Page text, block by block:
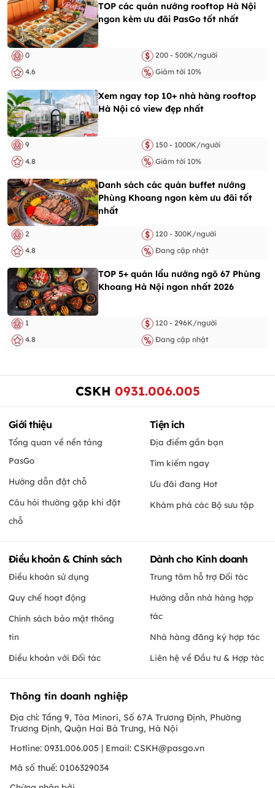
TOP các quán nướng rooftop Hà Nội
ngon kèm ưu đãi PasGo tốt nhất
0
200 - 500K/người
4.6
Giảm tới 10%
Xem ngay top 10+ nhà hàng rooftop
Hà Nội có view đẹp nhất
9
150 - 1000K/người
4.8
Giảm tới 10%
Danh sách các quán buffet nướng
Phùng Khoang ngon kèm ưu đãi tốt
nhất
2
120 - 300K/người
4.8
Đang cập nhật
TOP 5+ quán lẩu nướng ngõ 67 Phùng
Khoang Hà Nội ngon nhất 2026
1
120 - 296K/người
4.8
Đang cập nhật
CSKH 0931.006.005
Giới thiệu
Tổng quan về nền tảng
PasGo
Hướng dẫn đặt chỗ
Câu hỏi thường gặp khi đặt
chỗ
Tiện ích
Địa điểm gần bạn
Tìm kiếm ngay
Ưu đãi đang Hot
Khám phá các Bộ sưu tập
Điều khoản & Chính sách
Điều khoản sử dụng
Quy chế hoạt động
Chính sách bảo mật thông
tin
Điều khoản với Đối tác
Dành cho Kinh doanh
Trung tâm hỗ trợ Đối tác
Hướng dẫn nhà hàng hợp
tác
Nhà hàng đăng ký hợp tác
Liên hệ về Đầu tư & Hợp tác
Thông tin doanh nghiệp
Địa chỉ: Tầng 9, Tòa Minori, Số 67A Trương Định, Phường
Trương Định, Quận Hai Bà Trưng, Hà Nội
Hotline: 0931.006.005 | Email: CSKH@pasgo.vn
Mã số thuế: 0106329034